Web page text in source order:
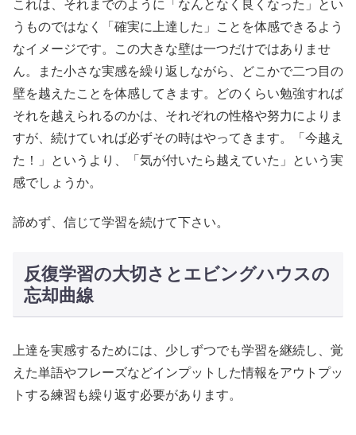
これは、それまでのように「なんとなく良くなった」とい
うものではなく「確実に上達した」ことを体感できるよう
なイメージです。この大きな壁は一つだけではありませ
ん。また小さな実感を繰り返しながら、どこかで二つ目の
壁を越えたことを体感してきます。どのくらい勉強すれば
それを越えられるのかは、それぞれの性格や努力によりま
すが、続けていれば必ずその時はやってきます。「今越え
た！」というより、「気が付いたら越えていた」という実
感でしょうか。
諦めず、信じて学習を続けて下さい。
反復学習の大切さとエビングハウスの
忘却曲線
上達を実感するためには、少しずつでも学習を継続し、覚
えた単語やフレーズなどインプットした情報をアウトプッ
トする練習も繰り返す必要があります。